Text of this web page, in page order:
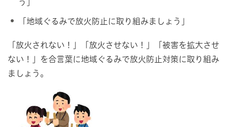
う」
「地域ぐるみで放火防止に取り組みましょう」
「放火されない！」「放火させない！」「被害を拡大させ
ない！」を合言葉に地域ぐるみで放火防止対策に取り組み
ましょう。